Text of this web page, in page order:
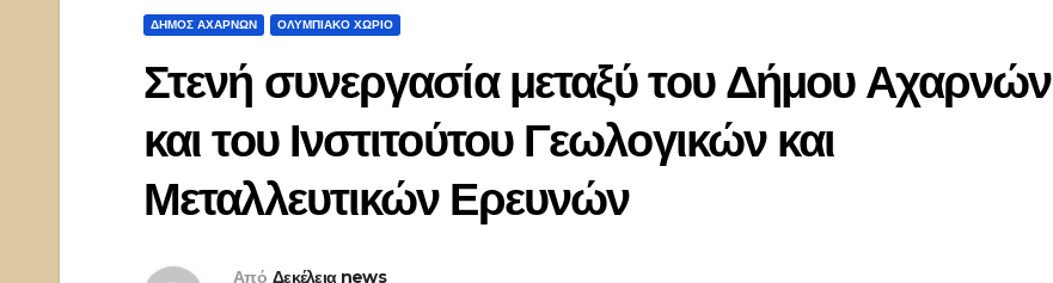
ΔΉΜΟΣ ΑΧΑΡΝΏΝ ΟΛΥΜΠΙΑΚΟ ΧΩΡΙΟ
Στενή συνεργασία μεταξύ του Δήμου Αχαρνών
και του Ινστιτούτου Γεωλογικών και
Μεταλλευτικών Ερευνών
Από Δεκέλεια news